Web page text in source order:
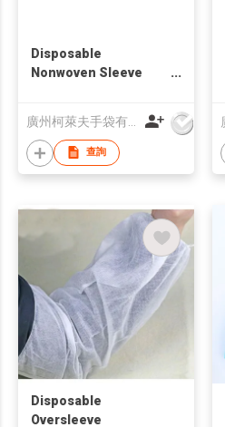
Disposable
Nonwoven Sleeve
查詢
Disposable
Oversleeve